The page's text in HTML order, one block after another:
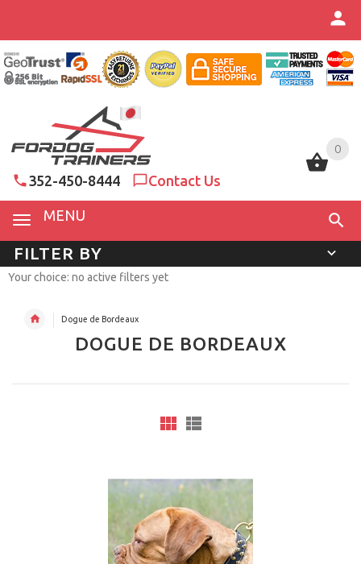
0
352-450-8444 Contact Us
MENU
0
FILTER BY
Your choice: no active filters yet
Dogue de Bordeaux
DOGUE DE BORDEAUX